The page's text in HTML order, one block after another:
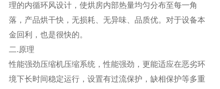
理的内循环风设计，使烘房内部热量均匀分布至每一角
落，产品烘干快，无损耗、无异味、品质优。对于设备本
金回利，也是很快的。
二.原理
性能强劲压缩机压缩系统，性能强劲，更能适应在恶劣环
境下长时间稳定运行，设置有过流保护，缺相保护等多重